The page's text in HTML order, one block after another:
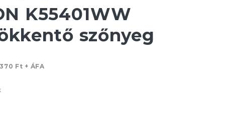
K55401WW
szőnyeg
Ft + ÁFA